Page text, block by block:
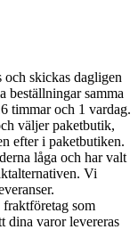
skickas dagligen
beställningar samma
timmar och 1 vardag.
väljer paketbutik,
efter i paketbutiken.
låga och har valt
Vi
som
dina varor levereras